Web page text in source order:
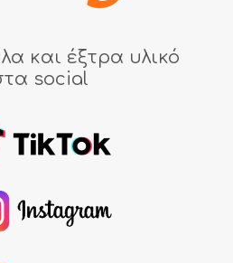
και έξτρα υλικό
social